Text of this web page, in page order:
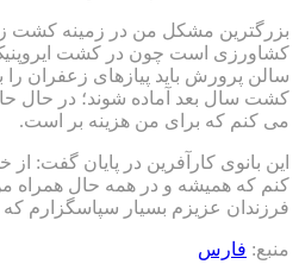
بزرگترین مشکل من در زمینه کشت
کشاورزی است چون در کشت
سالن پرورش باید پیازهای زعفران را
کشت سال بعد آماده شوند؛ در حال
می کنم که برای من هزینه بر است.
این بانوی کارآفرین در پایان گفت:
کنم که همیشه و در همه حال همراه
فرزندان عزیزم بسیار سپاسگزارم که
منبع: فارس